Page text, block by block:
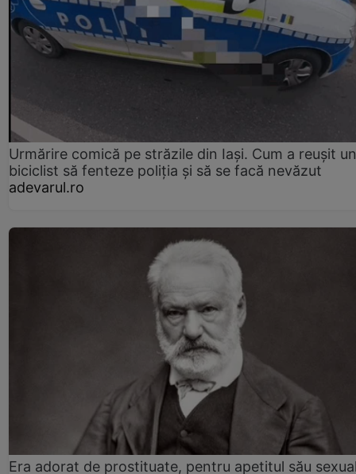
Urmărire comică pe străzile din Iași. Cum a reușit un
biciclist să fenteze poliția și să se facă nevăzut
adevarul.ro
Era adorat de prostituate, pentru apetitul său